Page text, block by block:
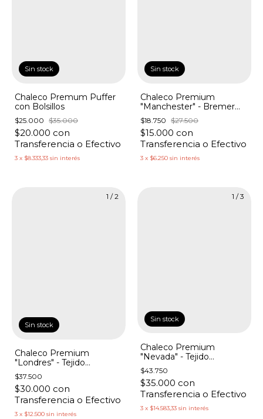
Sin stock
Chaleco Premum Puffer
con Bolsillos
$25.000 $35.000
$20.000 con
Transferencia o Efectivo
3 x $8.333,33 sin interés
Sin stock
Chaleco Premium
"Manchester" - Bremer
Cuello V Ochitos
$18.750 $27.500
$15.000 con
Transferencia o Efectivo
3 x $6.250 sin interés
1 /2
Sin stock
Chaleco Premium
"Londres" - Tejido
Cachemire Botones
Laterales
$37.500
$30.000 con
Transferencia o Efectivo
3 x $12.500 sin interés
1 /3
Sin stock
Chaleco Premium
"Nevada" - Tejido
Cachemire Bordado
$43.750
$35.000 con
Transferencia o Efectivo
3 x $14.583,33 sin interés